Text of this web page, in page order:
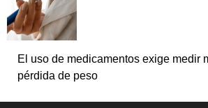
El uso de medicamentos exige medir
pérdida de peso